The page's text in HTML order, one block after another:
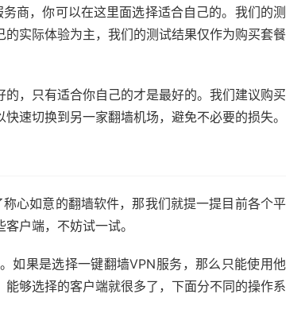
商，你可以在这里面选择适合自己的。我们的测
实际体验为主，我们的测试结果仅作为购买套餐
，只有适合你自己的才是最好的。我们建议购买
速切换到另一家翻墙机场，避免不必要的损失。
心如意的翻墙软件，那我们就提一提目前各个平
户端，不妨试一试。
如果是选择一键翻墙VPN服务，那么只能使用他
够选择的客户端就很多了，下面分不同的操作系